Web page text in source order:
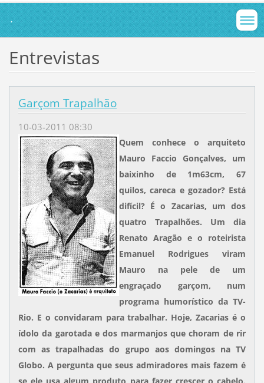
.
Entrevistas
Garçom Trapalhão
10-03-2011 08:30
Quem conhece o arquiteto
Mauro Faccio Gonçalves, um
baixinho de 1m63cm, 67
quilos, careca e gozador? Está
difícil? É o Zacarias, um dos
quatro Trapalhões. Um dia
Renato Aragão e o roteirista
Emanuel Rodrigues viram
Mauro na pele de um
engraçado garçom, num
programa humorístico da TV-
Rio. E o convidaram para trabalhar. Hoje, Zacarias é o
ídolo da garotada e dos marmanjos que choram de rir
com as trapalhadas do grupo aos domingos na TV
Globo. A pergunta que seus admiradores mais fazem é